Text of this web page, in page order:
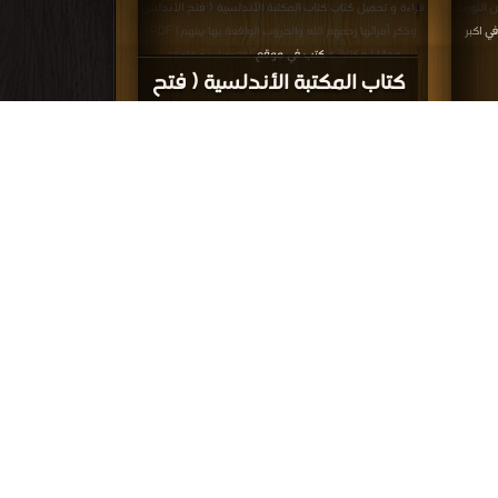
كتاب المكتبة الأندلسية ( فتح
قراءة و تحميل كتاب كتاب المكتبة الأندلسية ( فتح الأندلس
مجانا | مكتبة >كتب في موقع| التحميل : مرة/مرات
اكبر